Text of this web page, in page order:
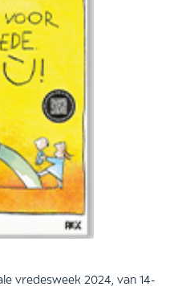
vredesweek 2024, van 14-